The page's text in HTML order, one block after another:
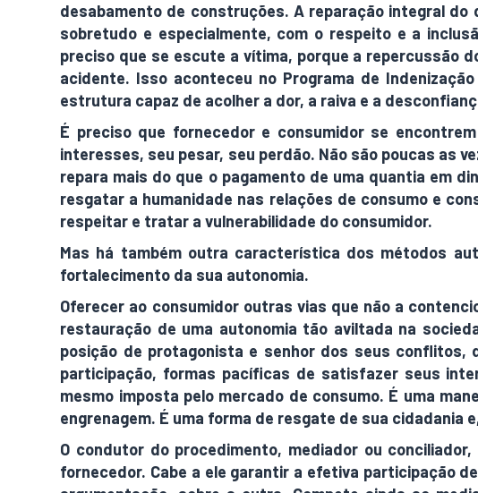
desabamento de construções. A reparação integral do
sobretudo e especialmente, com o respeito e a
preciso que se escute a vítima, porque a repercussão
acidente. Isso aconteceu no Programa de
estrutura capaz de acolher a dor, a raiva e a
É preciso que fornecedor e consumidor se
interesses, seu pesar, seu perdão. Não são poucas as
repara mais do que o pagamento de uma quantia em
resgatar a humanidade nas relações de consumo e
respeitar e tratar a vulnerabilidade do consumidor.
Mas há também outra característica dos métodos
fortalecimento da sua autonomia.
Oferecer ao consumidor outras vias que não a
restauração de uma autonomia tão aviltada na
posição de protagonista e senhor dos seus conflitos,
participação, formas pacíficas de satisfazer seus
mesmo imposta pelo mercado de consumo. É uma
engrenagem. É uma forma de resgate de sua cidadania
O condutor do procedimento, mediador ou
fornecedor. Cabe a ele garantir a efetiva participação